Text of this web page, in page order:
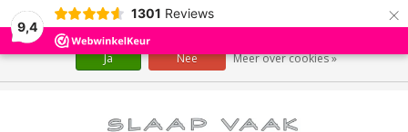
9,4
1301 Reviews ×
Wij slaan cookies op om onze website te verbeteren. Is dat akkoord?
Ja Nee Meer over cookies »